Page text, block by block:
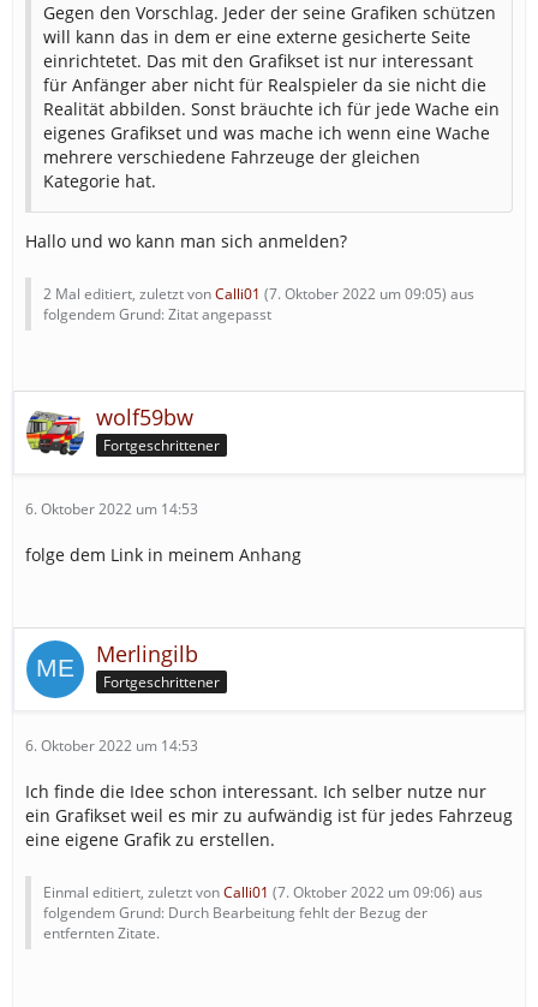
Gegen den Vorschlag. Jeder der seine Grafiken schützen
will kann das in dem er eine externe gesicherte Seite
einrichtetet. Das mit den Grafikset ist nur interessant
für Anfänger aber nicht für Realspieler da sie nicht die
Realität abbilden. Sonst bräuchte ich für jede Wache ein
eigenes Grafikset und was mache ich wenn eine Wache
mehrere verschiedene Fahrzeuge der gleichen
Kategorie hat.
Hallo und wo kann man sich anmelden?
2 Mal editiert, zuletzt vonCalli01 (7. Oktober 2022 um 09:05) aus
folgendem Grund: Zitat angepasst
wolf59bw
Fortgeschrittener
6. Oktober 2022 um 14:53
folge dem Link in meinem Anhang
Merlingilb
Fortgeschrittener
6. Oktober 2022 um 14:53
Ich finde die Idee schon interessant. Ich selber nutze nur
ein Grafikset weil es mir zu aufwändig ist für jedes Fahrzeug
eine eigene Grafik zu erstellen.
Einmal editiert, zuletzt vonCalli01 (7. Oktober 2022 um 09:06) aus
folgendem Grund: Durch Bearbeitung fehlt der Bezug der
entfernten Zitate.